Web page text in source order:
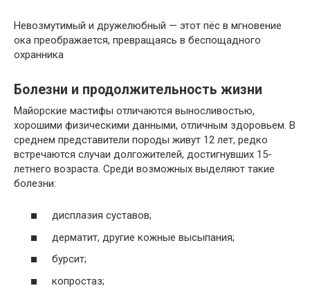
Невозмутимый и дружелюбный — этот пёс в мгновение
ока преображается, превращаясь в беспощадного
охранника
Болезни и продолжительность жизни
Майорские мастифы отличаются выносливостью,
хорошими физическими данными, отличным здоровьем. В
среднем представители породы живут 12 лет, редко
встречаются случаи долгожителей, достигнувших 15-
летнего возраста. Среди возможных выделяют такие
болезни:
дисплазия суставов;
дерматит, другие кожные высыпания;
бурсит;
копростаз;